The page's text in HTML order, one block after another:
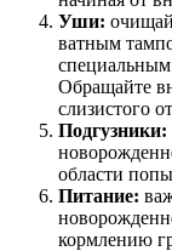
Уши:
ватным
Обращайте
слизистого
Подгузники:
области
Питание:
кормлению